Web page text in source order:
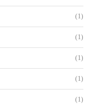
(1)
(1)
(1)
(1)
(1)